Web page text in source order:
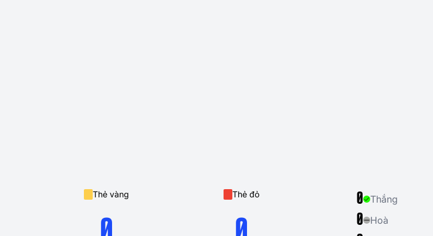
Thẻ vàng Thẻ đỏ 0 Thắng
0 Hoà